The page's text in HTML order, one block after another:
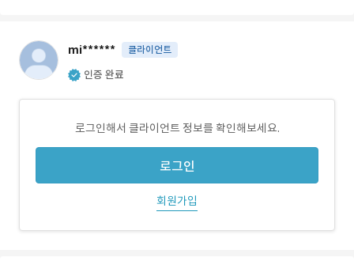
mi****** 클라이언트
인증 완료
로그인해서 클라이언트 정보를 확인해보세요.
로그인
회원가입